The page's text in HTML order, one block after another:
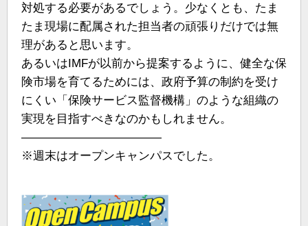
対処する必要があるでしょう。少なくとも、たま
たま現場に配属された担当者の頑張りだけでは無
理があると思います。
あるいはIMFが以前から提案するように、健全な保
険市場を育てるためには、政府予算の制約を受け
にくい「保険サービス監督機構」のような組織の
実現を目指すべきなのかもしれません。
————————————
※週末はオープンキャンパスでした。